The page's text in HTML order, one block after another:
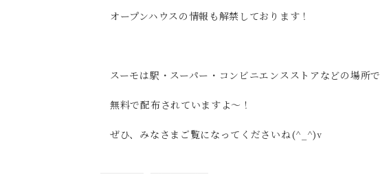
オープンハウスの情報も解禁しております！
スーモは駅・スーパー・コンビニエンスストアなどの場所で
無料で配布されていますよ～！
ぜひ、みなさまご覧になってくださいね(^_^)v